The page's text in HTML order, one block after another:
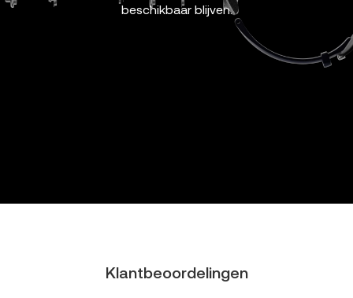
beschikbaar blijven.
Klantbeoordelingen